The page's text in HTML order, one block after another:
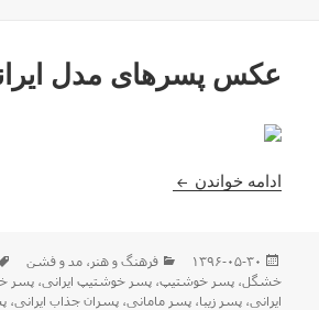
عکس پسرهای مدل
ادامه خواندن عکس پسرهای مدل ایرانی
ارسال
شده
در
۱۳۹۶-۰۵-۳۰ دسته‌ها
فرهنگ و هنر ،مد و فشن
خشگل،پسر خوشتیپ،پسر خوشتیپ ایرانی،پسر
ایرانی،پسر زیبا،پسر مامانی،پسران جذاب ایرانی،